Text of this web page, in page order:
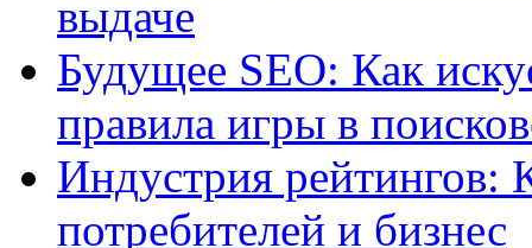
выдаче
Будущее SEO: Как
правила игры в
Индустрия рейтингов:
потребителей и бизнес